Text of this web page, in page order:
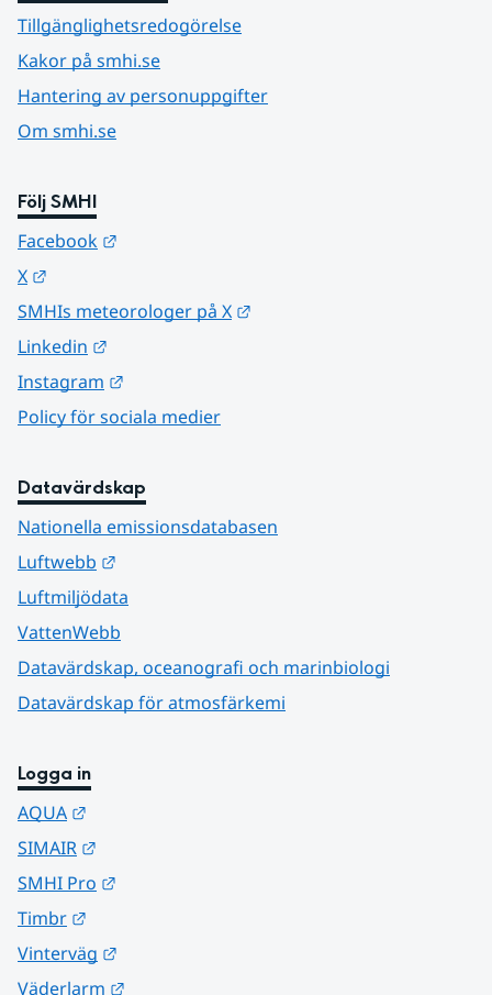
Tillgänglighetsredogörelse
Kakor på smhi.se
Hantering av personuppgifter
Om smhi.se
Följ SMHI
Facebook
X
SMHIs meteorologer på X
Linkedin
Instagram
Policy för sociala medier
Datavärdskap
Nationella emissionsdatabasen
Luftwebb
Luftmiljödata
VattenWebb
Datavärdskap, oceanografi och marinbiologi
Datavärdskap för atmosfärkemi
Logga in
AQUA
SIMAIR
SMHI Pro
Timbr
Vinterväg
Väderlarm